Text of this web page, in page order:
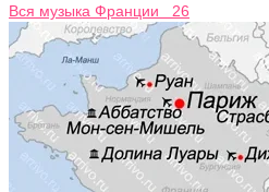
Вся музыка Франции 26